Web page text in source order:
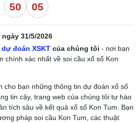
50 05
31/5/2026
dự đoán XSKT của chúng tôi - nơi bạn
chính xác nhất về soi cầu xổ số Kon
cho bạn những thông tin dự đoán xổ số
tin cậy, trang web của chúng tôi tự hào
tích sâu về kết quả xổ số Kon Tum. Bạn
pháp soi cầu Kon Tum, các thuật